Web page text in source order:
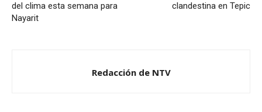
del clima esta semana para
Nayarit
clandestina en Tepic
Redacción de NTV